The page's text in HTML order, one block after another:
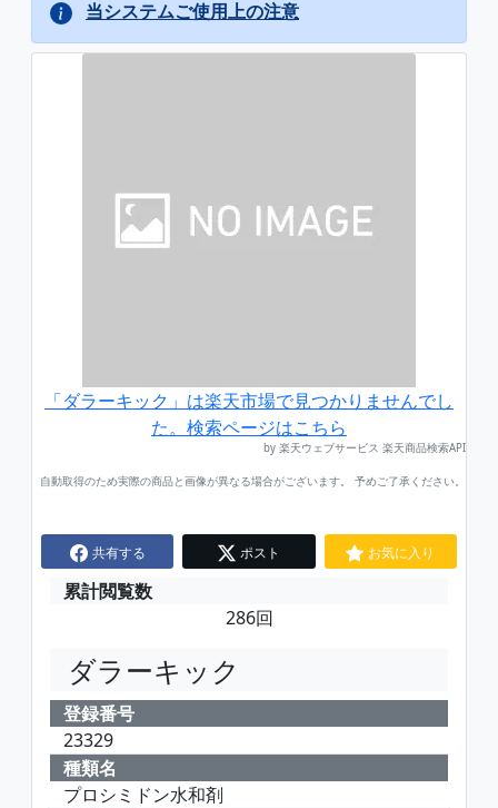
当システムご使用上の注意
「ダラーキック」は楽天市場で見つかりませんでし
た。検索ページはこちら
by 楽天ウェブサービス 楽天商品検索API
自動取得のため実際の商品と画像が異なる場合がございます。 予めご了承ください。
共有する ポスト お気に入り
累計閲覧数
286回
ダラーキック
登録番号
23329
種類名
プロシミドン水和剤